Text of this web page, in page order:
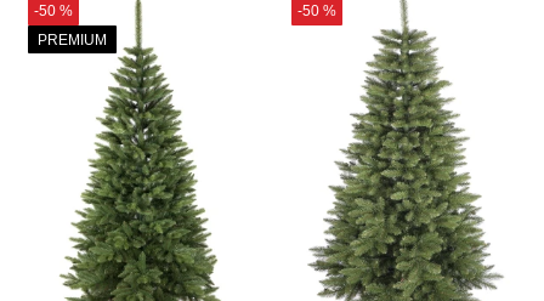
-50 %
PREMIUM
-50 %